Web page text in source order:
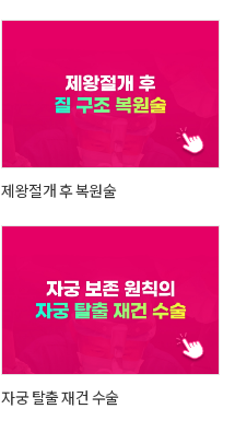
제왕절개 후 복원술
자궁 탈출 재건 수술